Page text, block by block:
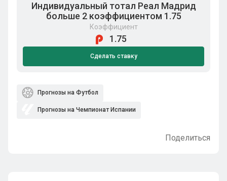
Индивидуальный тотал Реал Мадрид
больше 2 коэффициентом 1.75
Коэффициент
1.75
Сделать ставку
Прогнозы на Футбол
Прогнозы на Чемпионат Испании
Поделиться